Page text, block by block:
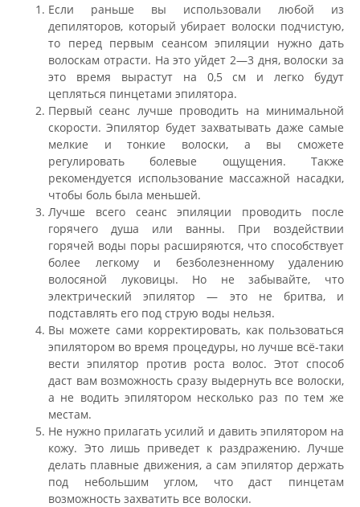
Если раньше вы использовали любой из
депиляторов, который убирает волоски подчистую,
то перед первым сеансом эпиляции нужно дать
волоскам отрасти. На это уйдет 2—3 дня, волоски за
это время вырастут на 0,5 см и легко будут
цепляться пинцетами эпилятора.
Первый сеанс лучше проводить на минимальной
скорости. Эпилятор будет захватывать даже самые
мелкие и тонкие волоски, а вы сможете
регулировать болевые ощущения. Также
рекомендуется использование массажной насадки,
чтобы боль была меньшей.
Лучше всего сеанс эпиляции проводить после
горячего душа или ванны. При воздействии
горячей воды поры расширяются, что способствует
более легкому и безболезненному удалению
волосяной луковицы. Но не забывайте, что
электрический эпилятор — это не бритва, и
подставлять его под струю воды нельзя.
Вы можете сами корректировать, как пользоваться
эпилятором во время процедуры, но лучше всё-таки
вести эпилятор против роста волос. Этот способ
даст вам возможность сразу выдернуть все волоски,
а не водить эпилятором несколько раз по тем же
местам.
Не нужно прилагать усилий и давить эпилятором на
кожу. Это лишь приведет к раздражению. Лучше
делать плавные движения, а сам эпилятор держать
под небольшим углом, что даст пинцетам
возможность захватить все волоски.